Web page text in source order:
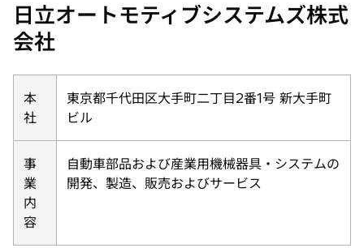
日立オートモティブシステムズ株式
会社
本
社
東京都千代田区大手町二丁目2番1号 新大手町
ビル
事
業
内
容
自動車部品および産業用機械器具・システムの
開発、製造、販売およびサービス